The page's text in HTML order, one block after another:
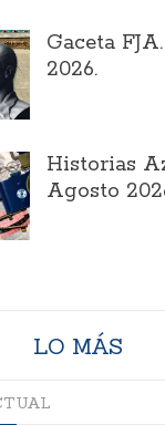
Gaceta
2026.
Historias
Agosto
LO MÁS